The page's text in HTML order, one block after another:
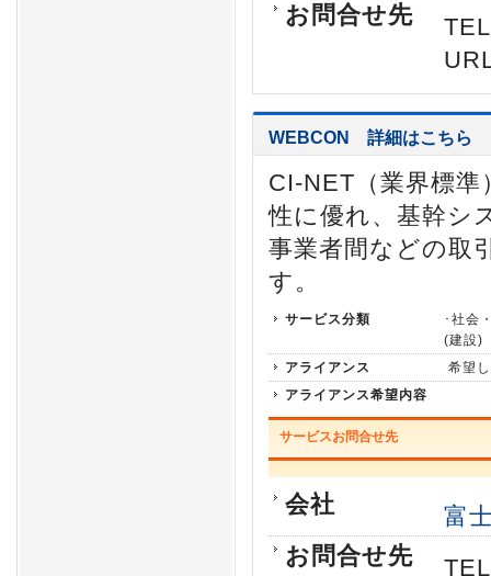
お問合せ先
WEBCON 詳細はこちら
CI-NET（業界標
性に優れ、基幹シ
事業者間などの取
す。
サービス分類
･社会
(建設)
アライアンス
希望
アライアンス希望内容
サービスお問合せ先
会社
富
お問合せ先